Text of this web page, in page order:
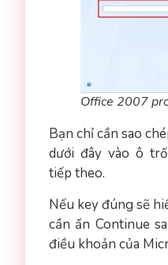
Office 2007
Bạn chỉ cần sao
dưới đây vào ô
tiếp theo.
Nếu key đúng sẽ
cần ấn Continue
điều khoản của